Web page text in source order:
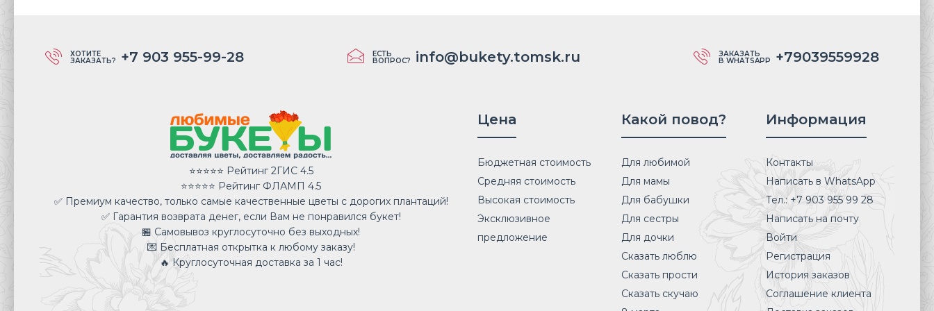
ХОТИТЕ
ЗАКАЗАТЬ? +7 903 955-99-28 ЕСТЬ
ВОПРОС? info@bukety.tomsk.ru ЗАКАЗАТЬ
В WHATSAPP +79039559928
⭐⭐⭐⭐⭐ Рейтинг 2ГИС 4.5
⭐⭐⭐⭐⭐ Рейтинг ФЛАМП 4.5
✅ Премиум качество, только самые качественные цветы с дорогих плантаций!
✅ Гарантия возврата денег, если Вам не понравился букет!
🏪 Самовывоз круглосуточно без выходных!
💌 Бесплатная открытка к любому заказу!
🔥 Круглосуточная доставка за 1 час!
Цена
Бюджетная стоимость
Средняя стоимость
Высокая стоимость
Эксклюзивное
предложение
Какой повод?
Для любимой
Для мамы
Для бабушки
Для сестры
Для дочки
Сказать люблю
Сказать прости
Сказать скучаю
Информация
Контакты
Написать в WhatsApp
Тел.: +7 903 955 99 28
Написать на почту
Войти
Регистрация
История заказов
Соглашение клиента